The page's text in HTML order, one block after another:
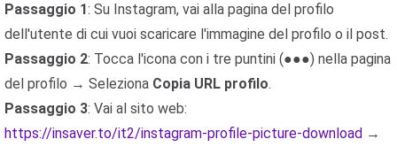
Passaggio 1: Su Instagram, vai alla pagina del profilo
dell'utente di cui vuoi scaricare l'immagine del profilo o il post.
Passaggio 2: Tocca l'icona con i tre puntini (●●●) nella pagina
del profilo → Seleziona Copia URL profilo.
Passaggio 3: Vai al sito web:
https://insaver.to/it2/instagram-profile-picture-download →